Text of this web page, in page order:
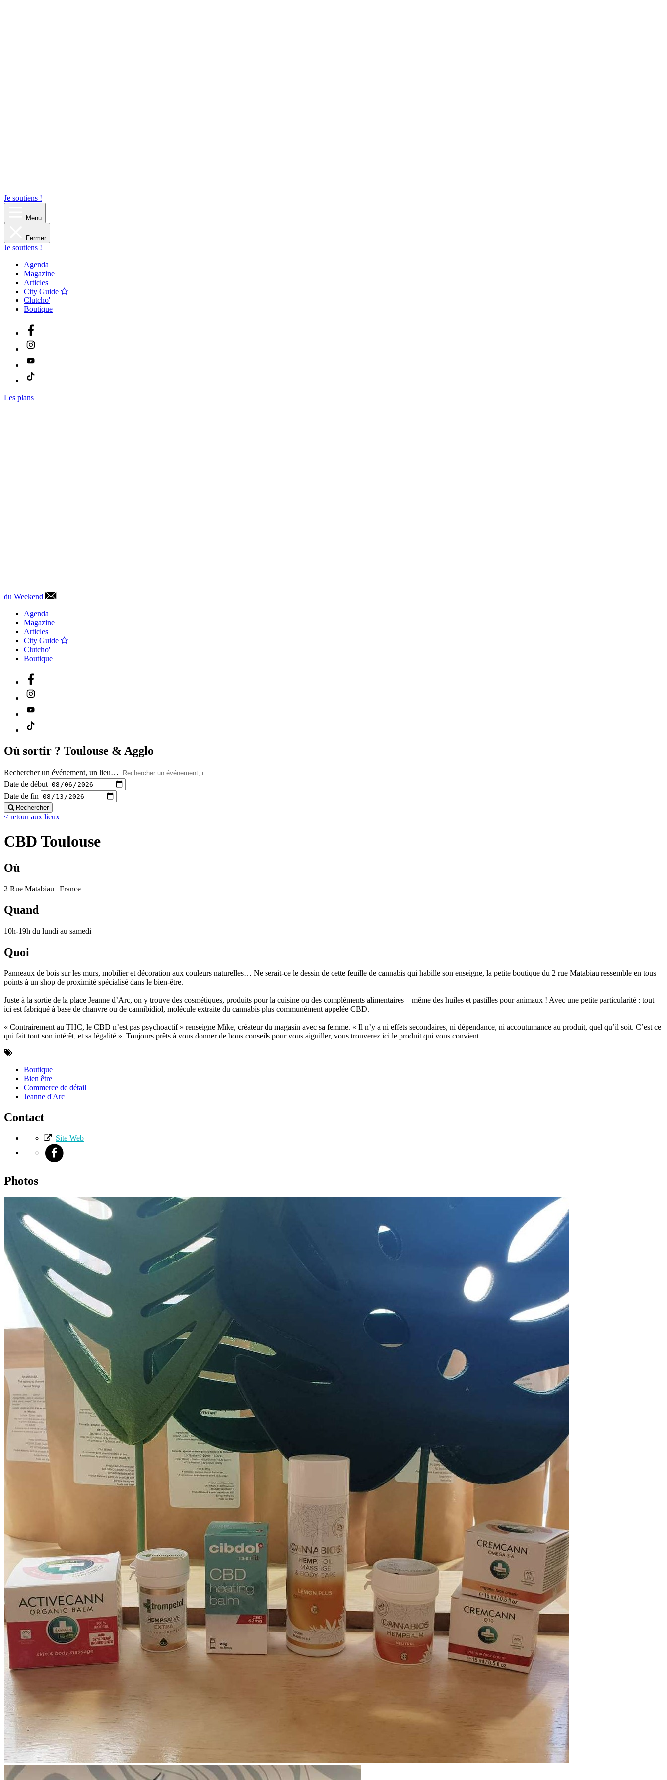
Je soutiens !
Menu
Fermer
Je soutiens !
Agenda
Magazine
Articles
City Guide
Clutcho'
Boutique
Les plans
du Weekend
Agenda
Magazine
Articles
City Guide
Clutcho'
Boutique
Où sortir ? Toulouse & Agglo
Rechercher un événement, un lieu…
Date de début
Date de fin
Rechercher
< retour aux lieux
CBD Toulouse
Où
2 Rue Matabiau | France
Quand
10h-19h du lundi au samedi
Quoi
Panneaux de bois sur les murs, mobilier et décoration aux couleurs naturelles… Ne serait-ce le dessin de cette feuille de cannabis qui habille son enseigne, la petite boutique du 2 rue Matabiau ressemble en tous
points à un shop de proximité spécialisé dans le bien-être.
Juste à la sortie de la place Jeanne d’Arc, on y trouve des cosmétiques, produits pour la cuisine ou des compléments alimentaires – même des huiles et pastilles pour animaux ! Avec une petite particularité : tout
ici est fabriqué à base de chanvre ou de cannibidiol, molécule extraite du cannabis plus communément appelée CBD.
« Contrairement au THC, le CBD n’est pas psychoactif » renseigne Mïke, créateur du magasin avec sa femme. « Il n’y a ni effets secondaires, ni dépendance, ni accoutumance au produit, quel qu’il soit. C’est ce
qui fait tout son intérêt, et sa légalité ». Toujours prêts à vous donner de bons conseils pour vous aiguiller, vous trouverez ici le produit qui vous convient...
Boutique
Bien être
Commerce de détail
Jeanne d'Arc
Contact
Site Web
Photos